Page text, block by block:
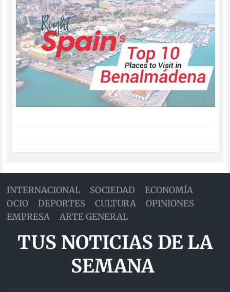
INTERNACIONAL SOCIEDAD
ECONOMÍA
OCIO
DEPORTES CULTURA
OPINIONES
EMPRESA
ARTE GENERAL
TUS NOTICIAS DE LA
SEMANA